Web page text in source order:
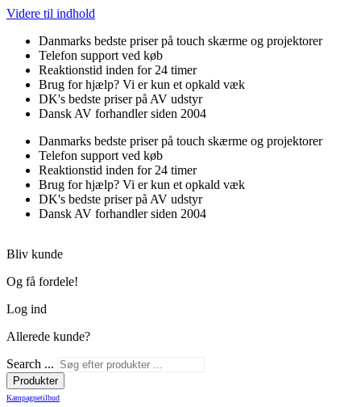
Videre til indhold
Danmarks bedste priser på touch skærme og projektorer
Telefon support ved køb
Reaktionstid inden for 24 timer
Brug for hjælp? Vi er kun et opkald væk
DK's bedste priser på AV udstyr
Dansk AV forhandler siden 2004
Danmarks bedste priser på touch skærme og projektorer
Telefon support ved køb
Reaktionstid inden for 24 timer
Brug for hjælp? Vi er kun et opkald væk
DK's bedste priser på AV udstyr
Dansk AV forhandler siden 2004
Bliv kunde
Og få fordele!
Log ind
Allerede kunde?
Search ...
Produkter
Kampagnetilbud